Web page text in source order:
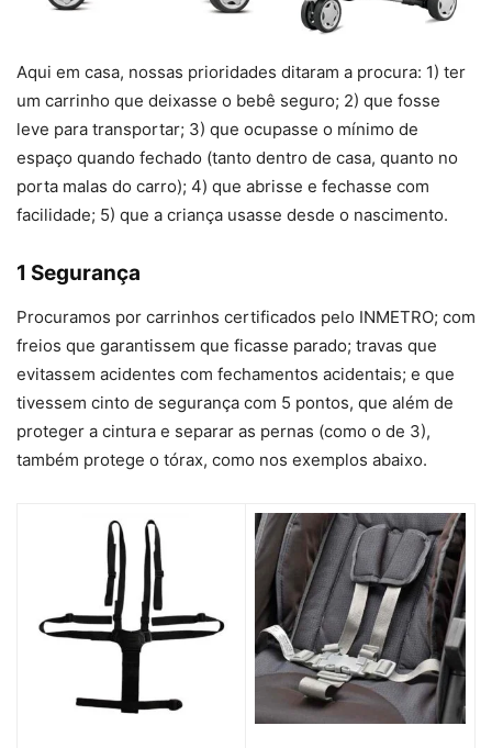
Aqui em casa, nossas prioridades ditaram a procura: 1) ter
um carrinho que deixasse o bebê seguro; 2) que fosse
leve para transportar; 3) que ocupasse o mínimo de
espaço quando fechado (tanto dentro de casa, quanto no
porta malas do carro); 4) que abrisse e fechasse com
facilidade; 5) que a criança usasse desde o nascimento.
1 Segurança
Procuramos por carrinhos certificados pelo INMETRO; com
freios que garantissem que ficasse parado; travas que
evitassem acidentes com fechamentos acidentais; e que
tivessem cinto de segurança com 5 pontos, que além de
proteger a cintura e separar as pernas (como o de 3),
também protege o tórax, como nos exemplos abaixo.